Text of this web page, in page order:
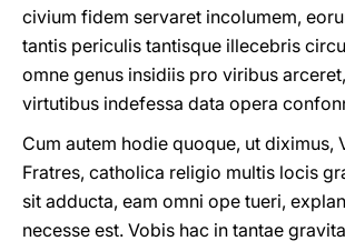
civium fidem servaret incolumem,
tantis periculis tantisque illecebris
omne genus insidiis pro viribus
virtutibus indefessa data opera
Cum autem hodie quoque, ut diximus,
Fratres, catholica religio multis locis
sit adducta, eam omni ope tueri,
necesse est. Vobis hac in tantae